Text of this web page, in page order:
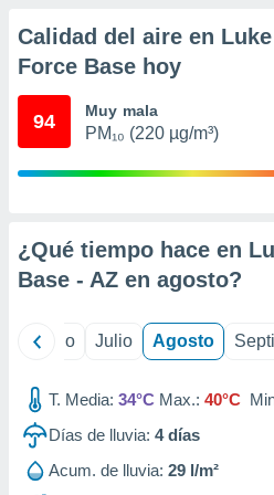
e
mediante
publicidad
de
Calidad del aire en
Force Base hoy
94 Muy mala
PM₁₀ (220 µg/m³)
¿Qué tiempo hace en
Base - AZ en agosto?
Junio Julio Agosto
T. Media: 34°C Max.: 40°C
Días de lluvia: 4días
Acum. de lluvia: 29 l/m²